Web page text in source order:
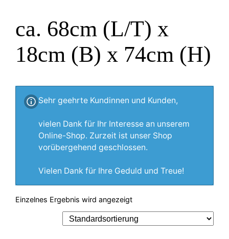
ca. 68cm (L/T) x
18cm (B) x 74cm (H)
Sehr geehrte Kundinnen und Kunden,
vielen Dank für Ihr Interesse an unserem
Online-Shop. Zurzeit ist unser Shop
vorübergehend geschlossen.
Vielen Dank für Ihre Geduld und Treue!
Einzelnes Ergebnis wird angezeigt